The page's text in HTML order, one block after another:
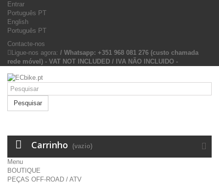
Entrar
Português PT
English
Português PT
Contacte-nos
Ligue-nos agora: / Whatsapp: +351 968 081 276 (custo chamada
rede móvel) - VAT NOT INCLUDED / IVA NÃO INCLUIDO -
Pesquisar
Carrinho (vazio)
Menu
BOUTIQUE
PEÇAS OFF-ROAD / ATV